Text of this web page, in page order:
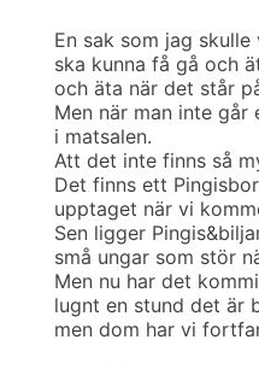
En sak som jag
ska kunna få gå och
och äta när det står
Men när man inte går
i matsalen.
Att det inte finns så
Det finns ett
upptaget när vi
Sen ligger
små ungar som stör
Men nu har det
lugnt en stund det är
men dom har vi